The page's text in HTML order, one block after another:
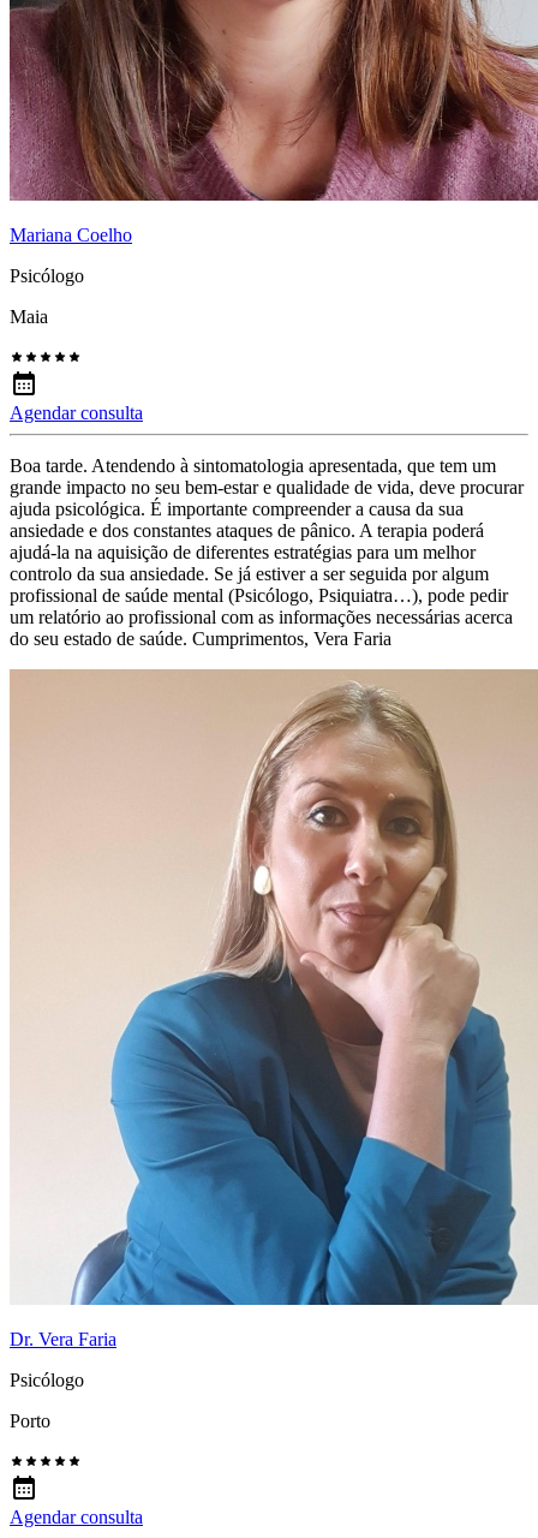
Mariana Coelho
Psicólogo
Maia
Agendar consulta
Boa tarde. Atendendo à sintomatologia apresentada, que tem um
grande impacto no seu bem-estar e qualidade de vida, deve procurar
ajuda psicológica. É importante compreender a causa da sua
ansiedade e dos constantes ataques de pânico. A terapia poderá
ajudá-la na aquisição de diferentes estratégias para um melhor
controlo da sua ansiedade. Se já estiver a ser seguida por algum
profissional de saúde mental (Psicólogo, Psiquiatra…), pode pedir
um relatório ao profissional com as informações necessárias acerca
do seu estado de saúde. Cumprimentos, Vera Faria
Dr. Vera Faria
Psicólogo
Porto
Agendar consulta